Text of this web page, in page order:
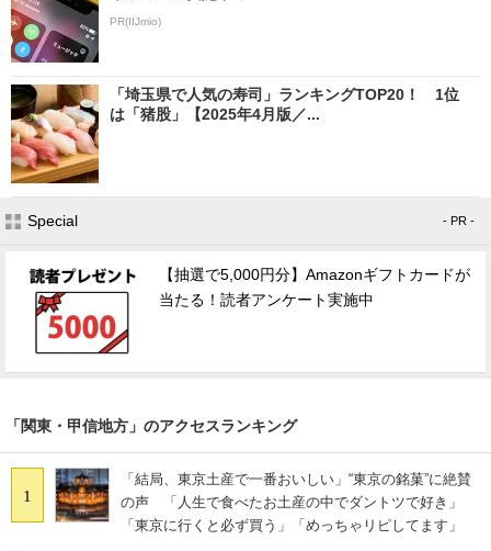
PR(IIJmio)
「埼玉県で人気の寿司」ランキングTOP20！ 1位
は「猪股」【2025年4月版／...
Special - PR -
【抽選で5,000円分】Amazonギフトカードが
当たる！読者アンケート実施中
「関東・甲信地方」のアクセスランキング
1
「結局、東京土産で一番おいしい」“東京の銘菓”に絶賛
の声 「人生で食べたお土産の中でダントツで好き」
「東京に行くと必ず買う」「めっちゃリピしてます」